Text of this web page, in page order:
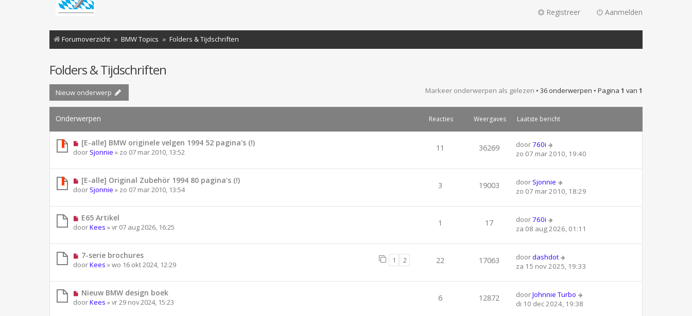
Aanmelden
Registreer
Forumoverzicht BMW Topics Folders & Tijdschriften
Folders & Tijdschriften
Nieuw onderwerp Markeer onderwerpen als gelezen • 36 onderwerpen • Pagina 1 van 1
Onderwerpen Reacties Weergaves Laatste bericht
[E-alle] BMW originele velgen 1994 52 pagina's (!)
door Sjonnie » zo 07 mar 2010, 13:52 11 36269 door760i
zo 07 mar 2010, 19:40
[E-alle] Original Zubehör 1994 80 pagina's (!)
door Sjonnie » zo 07 mar 2010, 13:54 3 19003 door Sjonnie
zo 07 mar 2010, 18:29
E65 Artikel
doorKees »vr 07 aug 2026, 16:25 1 17 door760i
za 08 aug 2026, 01:11
7-serie brochures
doorKees »wo 16 okt 2024, 12:29 1 2 22 17063 doordashdot
za 15 nov 2025, 19:33
Nieuw BMW design boek
doorKees »vr 29 nov 2024, 15:23 6 12872 doorJohnnie Turbo
di 10 dec 2024, 19:38